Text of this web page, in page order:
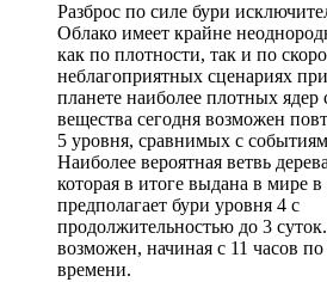
Разброс по силе бури
Облако имеет крайне
как по плотности, так и по
неблагоприятных сценариях
планете наиболее плотных ядер
вещества сегодня возможен
5 уровня, сравнимых с
Наиболее вероятная ветвь
которая в итоге выдана в мире
предполагает бури уровня 4 с
продолжительностью до 3
возможен, начиная с 11 часов
времени.